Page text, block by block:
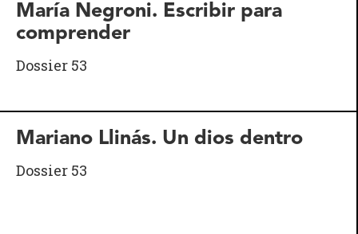
María Negroni. Escribir para
comprender
Dossier 53
Mariano Llinás. Un dios dentro
Dossier 53